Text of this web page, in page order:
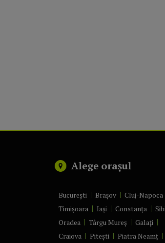
Alege orașul
București Brașov
Cluj-Napoca
Timișoara
Iași Constanța
Oradea
Târgu Mureș
Galați
Craiova
Pitești
Piatra Neamț